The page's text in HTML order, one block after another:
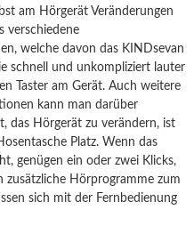
am Hörgerät Veränderungen
verschiedene
welche davon das KINDsevan
schnell und unkompliziert lauter
Taster am Gerät. Auch weitere
kann man darüber
das Hörgerät zu verändern, ist
Platz. Wenn das
genügen ein oder zwei Klicks,
zusätzliche Hörprogramme zum
sich mit der Fernbedienung